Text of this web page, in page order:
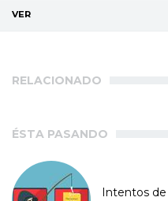
VER
RELACIONADO
ÉSTA PASANDO
Intentos de